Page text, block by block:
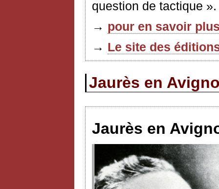
question de tactique ».
→ pour en savoir
→ Le site des
Jaurès en
Jaurès en